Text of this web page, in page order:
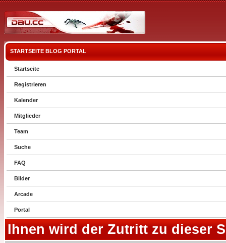
STARTSEITE BLOG PORTAL
Startseite
Registrieren
Kalender
Mitglieder
Team
Suche
FAQ
Bilder
Arcade
Portal
Ihnen wird der Zutritt zu dieser